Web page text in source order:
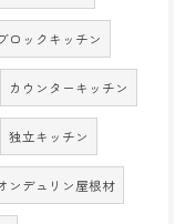
ロックキッチン
カウンターキッチン
独立キッチン
ンデュリン屋根材